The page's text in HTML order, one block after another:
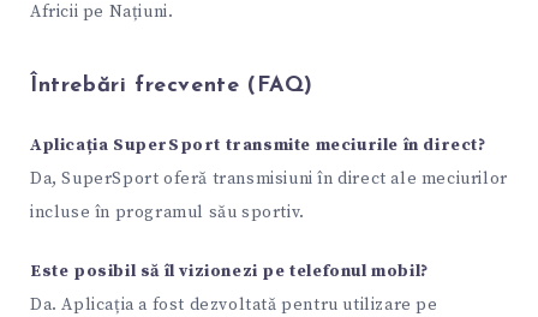
Africii pe Națiuni.
Întrebări frecvente (FAQ)
Aplicația SuperSport transmite meciurile în direct?
Da, SuperSport oferă transmisiuni în direct ale meciurilor
incluse în programul său sportiv.
Este posibil să îl vizionezi pe telefonul mobil?
Da. Aplicația a fost dezvoltată pentru utilizare pe